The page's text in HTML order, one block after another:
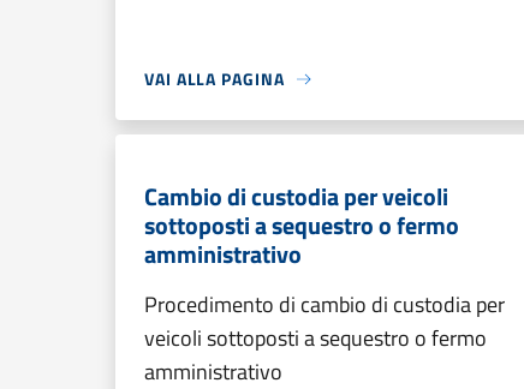
VAI ALLA PAGINA
Cambio di custodia per veicoli
sottoposti a sequestro o fermo
amministrativo
Procedimento di cambio di custodia per
veicoli sottoposti a sequestro o fermo
amministrativo